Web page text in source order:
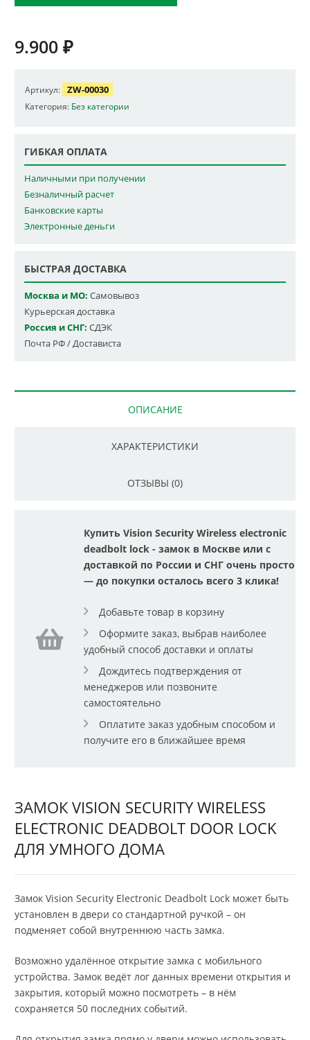
9.900 ₽
Артикул: ZW-00030
Категория: Без категории
ГИБКАЯ ОПЛАТА
Наличными при получении
Безналичный расчет
Банковские карты
Электронные деньги
БЫСТРАЯ ДОСТАВКА
Москва и МО: Самовывоз
Курьерская доставка
Россия и СНГ: СДЭК
Почта РФ / Достависта
ОПИСАНИЕ
ХАРАКТЕРИСТИКИ
ОТЗЫВЫ (0)
Купить Vision Security Wireless electronic
deadbolt lock - замок в Москве или с
доставкой по России и СНГ очень просто
— до покупки осталось всего 3 клика!
Добавьте товар в корзину
Оформите заказ, выбрав наиболее
удобный способ доставки и оплаты
Дождитесь подтверждения от
менеджеров или позвоните
самостоятельно
Оплатите заказ удобным способом и
получите его в ближайшее время
ЗАМОК VISION SECURITY WIRELESS
ELECTRONIC DEADBOLT DOOR LOCK
ДЛЯ УМНОГО ДОМА
Замок Vision Security Electronic Deadbolt Lock может быть
установлен в двери со стандартной ручкой – он
подменяет собой внутреннюю часть замка.
Возможно удалённое открытие замка с мобильного
устройства. Замок ведёт лог данных времени открытия и
закрытия, который можно посмотреть – в нём
сохраняется 50 последних событий.